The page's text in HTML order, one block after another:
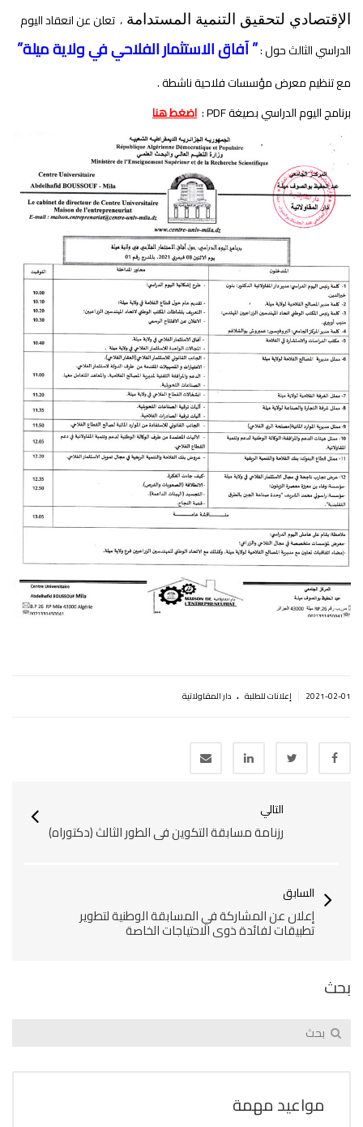
الإقتصادي لتحقيق التنمية المستدامة ، تعلن عن انعقاد اليوم
الدراسي الثالث حول :” آفاق الاستثمار الفلاحي في ولاية ميلة”
مع تنظيم معرض مؤسسات فلاحية ناشطة .
برنامج اليوم الدراسي بصيغة PDF :
اضغط هنا
2021-02-01 إعلانات للطلبة . دار المقاولاتية
التالي
رزنامة مسابقة التكوين في الطور الثالث (دكتوراه)
السابق
إعلان عن المشاركة في المسابقة الوطنية لتطوير
تطبيقات لفائدة ذوي الاحتياجات الخاصة
بحث
مواعيد مهمة